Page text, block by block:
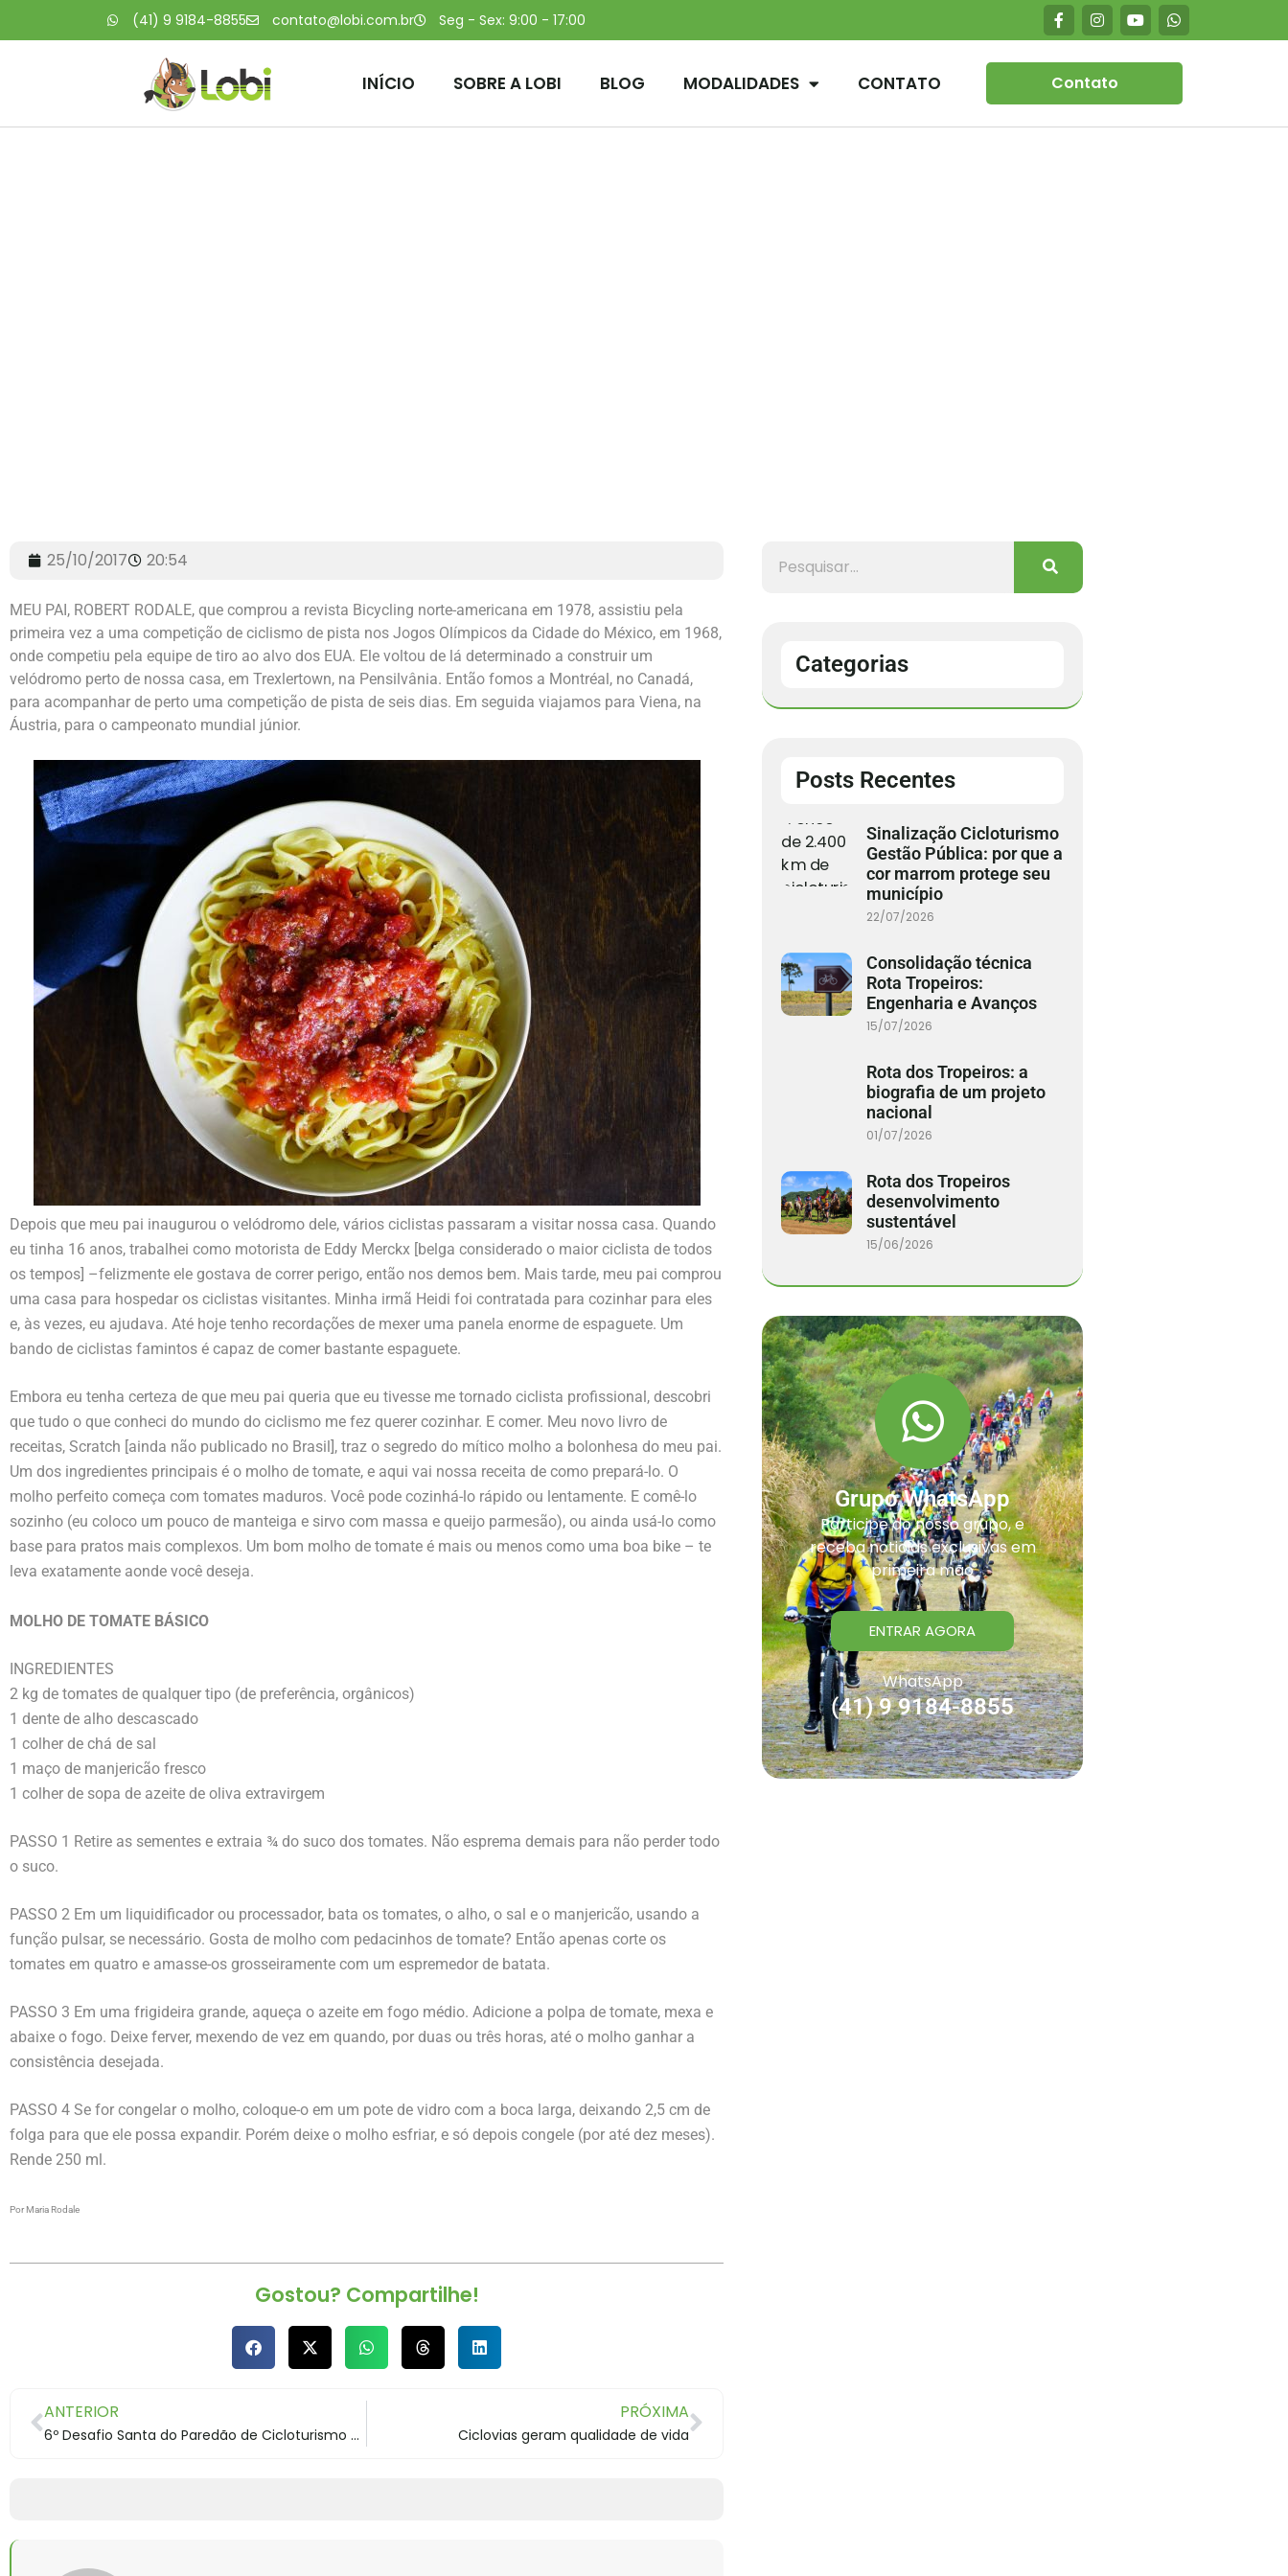
(41) 9 9184-8855 contato@lobi.com.br Seg - Sex: 9:00 - 17:00
INÍCIO SOBRE A LOBI BLOG MODALIDADES CONTATO Contato
25/10/2017 20:54
MEU PAI, ROBERT RODALE, que comprou a revista Bicycling norte-americana em 1978, assistiu pela
primeira vez a uma competição de ciclismo de pista nos Jogos Olímpicos da Cidade do México, em 1968,
onde competiu pela equipe de tiro ao alvo dos EUA. Ele voltou de lá determinado a construir um
velódromo perto de nossa casa, em Trexlertown, na Pensilvânia. Então fomos a Montréal, no Canadá,
para acompanhar de perto uma competição de pista de seis dias. Em seguida viajamos para Viena, na
Áustria, para o campeonato mundial júnior.
Depois que meu pai inaugurou o velódromo dele, vários ciclistas passaram a visitar nossa casa. Quando
eu tinha 16 anos, trabalhei como motorista de Eddy Merckx [belga considerado o maior ciclista de todos
os tempos] –felizmente ele gostava de correr perigo, então nos demos bem. Mais tarde, meu pai comprou
uma casa para hospedar os ciclistas visitantes. Minha irmã Heidi foi contratada para cozinhar para eles
e, às vezes, eu ajudava. Até hoje tenho recordações de mexer uma panela enorme de espaguete. Um
bando de ciclistas famintos é capaz de comer bastante espaguete.
Embora eu tenha certeza de que meu pai queria que eu tivesse me tornado ciclista profissional, descobri
que tudo o que conheci do mundo do ciclismo me fez querer cozinhar. E comer. Meu novo livro de
receitas, Scratch [ainda não publicado no Brasil], traz o segredo do mítico molho a bolonhesa do meu pai.
Um dos ingredientes principais é o molho de tomate, e aqui vai nossa receita de como prepará-lo. O
molho perfeito começa com tomates maduros. Você pode cozinhá-lo rápido ou lentamente. E comê-lo
sozinho (eu coloco um pouco de manteiga e sirvo com massa e queijo parmesão), ou ainda usá-lo como
base para pratos mais complexos. Um bom molho de tomate é mais ou menos como uma boa bike – te
leva exatamente aonde você deseja.
MOLHO DE TOMATE BÁSICO
INGREDIENTES
2 kg de tomates de qualquer tipo (de preferência, orgânicos)
1 dente de alho descascado
1 colher de chá de sal
1 maço de manjericão fresco
1 colher de sopa de azeite de oliva extravirgem
PASSO 1 Retire as sementes e extraia ¾ do suco dos tomates. Não esprema demais para não perder todo
o suco.
PASSO 2 Em um liquidificador ou processador, bata os tomates, o alho, o sal e o manjericão, usando a
função pulsar, se necessário. Gosta de molho com pedacinhos de tomate? Então apenas corte os
tomates em quatro e amasse-os grosseiramente com um espremedor de batata.
PASSO 3 Em uma frigideira grande, aqueça o azeite em fogo médio. Adicione a polpa de tomate, mexa e
abaixe o fogo. Deixe ferver, mexendo de vez em quando, por duas ou três horas, até o molho ganhar a
consistência desejada.
PASSO 4 Se for congelar o molho, coloque-o em um pote de vidro com a boca larga, deixando 2,5 cm de
folga para que ele possa expandir. Porém deixe o molho esfriar, e só depois congele (por até dez meses).
Rende 250 ml.
Por Maria Rodale
Gostou? Compartilhe!
ANTERIOR
6º Desafio Santa do Paredão de Cicloturismo em Jaguariaíva
PRÓXIMA
Ciclovias geram qualidade de vida
Categorias
Posts Recentes
Sinalização Cicloturismo
Gestão Pública: por que a
cor marrom protege seu
município
22/07/2026
Consolidação técnica
Rota Tropeiros:
Engenharia e Avanços
15/07/2026
Rota dos Tropeiros: a
biografia de um projeto
nacional
01/07/2026
Rota dos Tropeiros
desenvolvimento
sustentável
15/06/2026
Grupo WhatsApp
Participe do nosso grupo, e
receba noticias exclusivas em
primeira mão
ENTRAR AGORA
WhatsApp
(41) 9 9184-8855